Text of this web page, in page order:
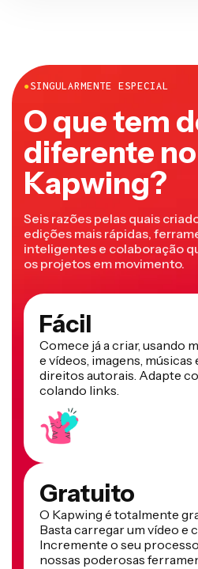
●SINGULARMENTE ESPECIAL
O que tem
diferente no
Kapwing?
Seis razões pelas quais
edições mais rápidas,
inteligentes e colaboração
os projetos em movimento.
Fácil
Comece já a criar, usando
e vídeos, imagens, músicas
direitos autorais. Adapte
colando links.
Gratuito
O Kapwing é totalmente
Basta carregar um vídeo e
Incremente o seu
nossas poderosas